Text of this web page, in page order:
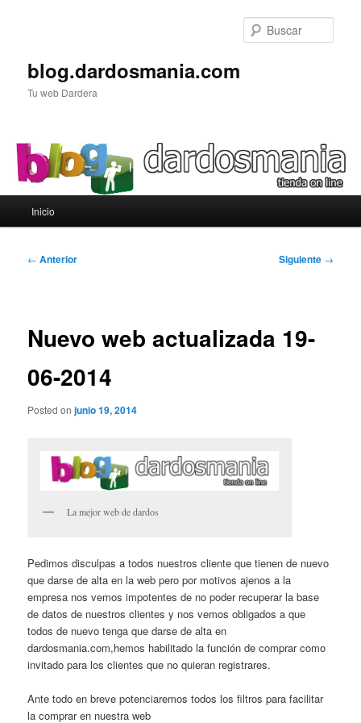
blog.dardosmania.com
Tu web Dardera
principal
Inicio
Navegación
← Anterior Siguiente →
Nuevo web actualizada 19-
06-2014
Posted onjunio 19, 2014
La mejor web de dardos
Pedimos disculpas a todos nuestros cliente que tienen de nuevo
que darse de alta en la web pero por motivos ajenos a la
empresa nos vemos impotentes de no poder recuperar la base
de datos de nuestros clientes y nos vemos obligados a que
todos de nuevo tenga que darse de alta en
dardosmania.com,hemos habilitado la función de comprar como
invitado para los clientes que no quieran registrares.
Ante todo en breve potenciaremos todos los filtros para facilitar
la comprar en nuestra web